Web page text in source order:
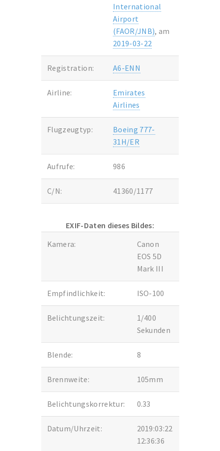
International
Airport
(FAOR/JNB), am
2019-03-22
Registration: A6-ENN
Airline:
Emirates
Airlines
Flugzeugtyp:
Boeing 777-
31H/ER
Aufrufe: 986
C/N: 41360/1177
EXIF-Daten dieses Bildes:
Kamera:
Canon
EOS 5D
Mark III
Empfindlichkeit: ISO-100
Belichtungszeit:
1/400
Sekunden
Blende: 8
Brennweite: 105mm
Belichtungskorrektur: 0.33
Datum/Uhrzeit:
2019:03:22
12:36:36